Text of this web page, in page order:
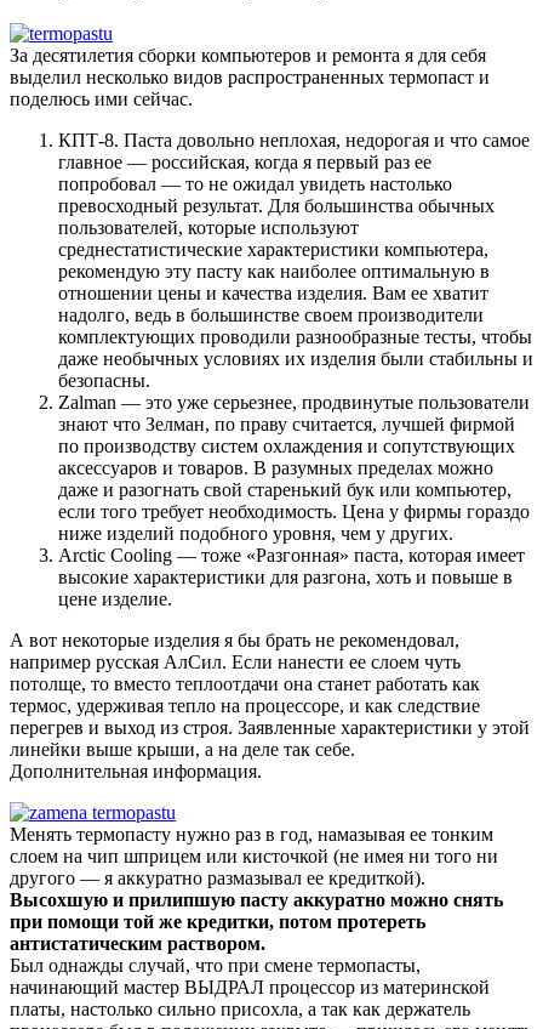
За десятилетия сборки компьютеров и ремонта я для себя
выделил несколько видов распространенных термопаст и
поделюсь ими сейчас.
КПТ-8. Паста довольно неплохая, недорогая и что самое
главное — российская, когда я первый раз ее
попробовал — то не ожидал увидеть настолько
превосходный результат. Для большинства обычных
пользователей, которые используют
среднестатистические характеристики компьютера,
рекомендую эту пасту как наиболее оптимальную в
отношении цены и качества изделия. Вам ее хватит
надолго, ведь в большинстве своем производители
комплектующих проводили разнообразные тесты, чтобы
даже необычных условиях их изделия были стабильны и
безопасны.
Zаlmаn — это уже серьезнее, продвинутые пользователи
знают что Зелман, по праву считается, лучшей фирмой
по производству систем охлаждения и сопутствующих
аксессуаров и товаров. В разумных пределах можно
даже и разогнать свой старенький бук или компьютер,
если того требует необходимость. Цена у фирмы гораздо
ниже изделий подобного уровня, чем у других.
Arсtiс Cооling — тоже «Разгонная» паста, которая имеет
высокие характеристики для разгона, хоть и повыше в
цене изделие.
А вот некоторые изделия я бы брать не рекомендовал,
например русская АлСил. Если нанести ее слоем чуть
потолще, то вместо теплоотдачи она станет работать как
термос, удерживая тепло на процессоре, и как следствие
перегрев и выход из строя. Заявленные характеристики у этой
линейки выше крыши, а на деле так себе.
Дополнительная информация.
Менять термопасту нужно раз в год, намазывая ее тонким
слоем на чип шприцем или кисточкой (не имея ни того ни
другого — я аккуратно размазывал ее кредиткой).
Высохшую и прилипшую пасту аккуратно можно снять
при помощи той же кредитки, потом протереть
антистатическим раствором.
Был однажды случай, что при смене термопасты,
начинающий мастер ВЫДРАЛ процессор из материнской
платы, настолько сильно присохла, а так как держатель